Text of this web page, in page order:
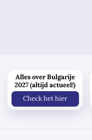
Alles over Bulgarije
2027 (altijd actueel!)
Check het hier